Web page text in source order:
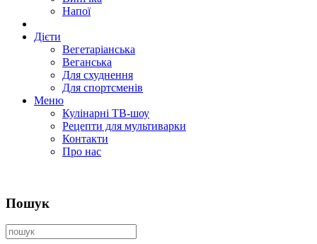
Напої
Дієти
Вегетаріанська
Веганська
Для схуднення
Для спортсменів
Меню
Кулінарні ТВ-шоу
Рецепти для мультиварки
Контакти
Про нас
Пошук